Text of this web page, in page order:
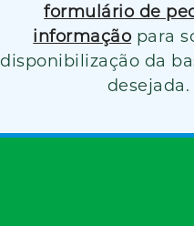
formulário de
informação para
disponibilização da
desejada.